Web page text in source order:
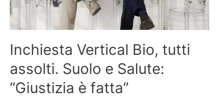
Inchiesta Vertical Bio, tutti
assolti. Suolo e Salute:
“Giustizia è fatta”